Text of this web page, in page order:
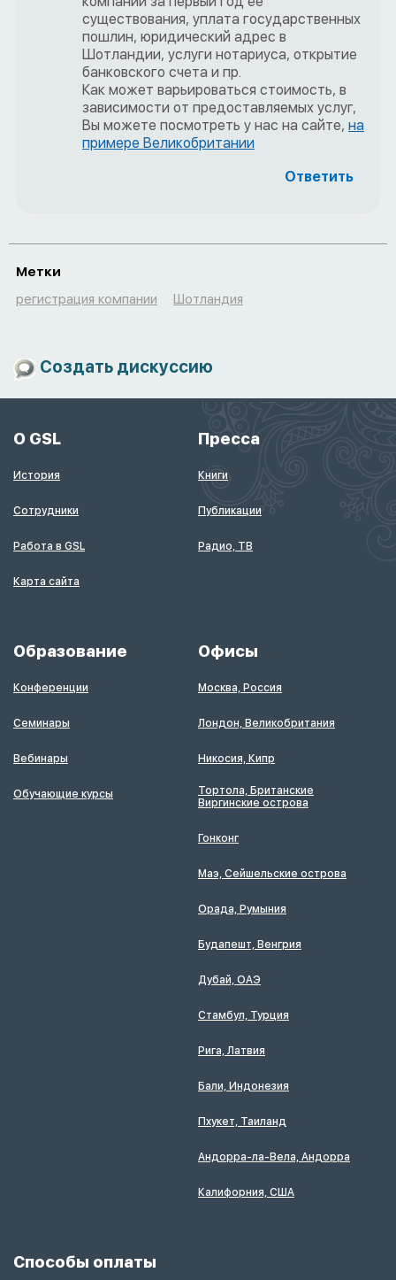
существования, уплата государственных
пошлин, юридический адрес в
Шотландии, услуги нотариуса, открытие
банковского счета и пр.
Как может варьироваться стоимость, в
зависимости от предоставляемых услуг,
Вы можете посмотреть у нас на сайте, на
примере Великобритании
Ответить
Метки
регистрация компании
Шотландия
Создать дискуссию
О GSL
История
Сотрудники
Работа в GSL
Карта сайта
Пресса
Книги
Публикации
Радио, ТВ
Образование
Конференции
Семинары
Вебинары
Обучающие курсы
Офисы
Москва, Россия
Лондон, Великобритания
Никосия, Кипр
Тортола, Британские
Виргинские острова
Гонконг
Маэ, Сейшельские острова
Орада, Румыния
Будапешт, Венгрия
Дубай, ОАЭ
Стамбул, Турция
Рига, Латвия
Бали, Индонезия
Пхукет, Таиланд
Андорра-ла-Вела, Андорра
Калифорния, США
Способы оплаты